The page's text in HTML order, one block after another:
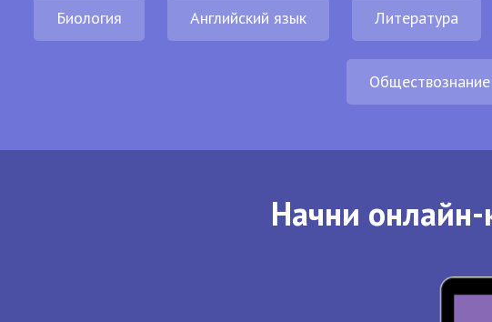
Биология Английский язык Литература
Начни